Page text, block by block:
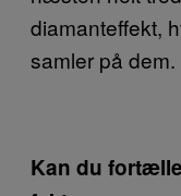
diamanteffekt,
samler på dem.
Kan du